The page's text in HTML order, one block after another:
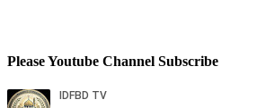
Please Youtube Channel Subscribe